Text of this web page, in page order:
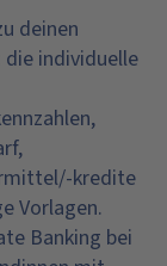
deinen
individuelle
kredite
Vorlagen.
Banking bei